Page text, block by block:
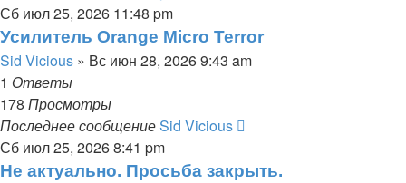
Сб июл 25, 2026 11:48 pm
Усилитель Orange Micro Terror
Sid Vicious » Вс июн 28, 2026 9:43 am
1 Ответы
178 Просмотры
Последнее сообщениеSid Vicious
Сб июл 25, 2026 8:41 pm
Не актуально. Просьба закрыть.